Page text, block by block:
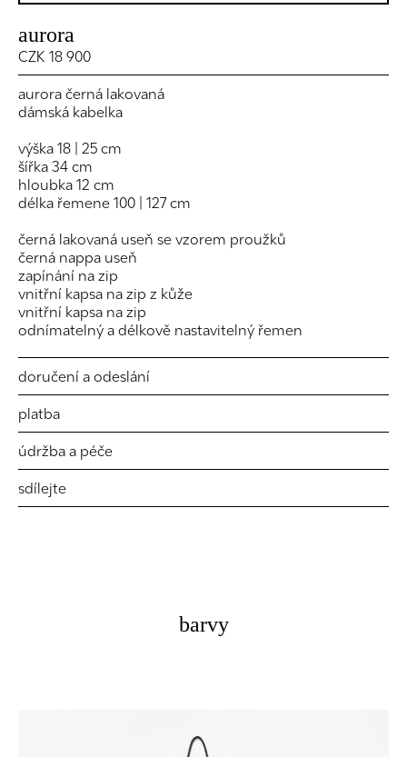
aurora
CZK 18 900
aurora černá lakovaná
dámská kabelka
výška 18 | 25 cm
šířka 34 cm
hloubka 12 cm
délka řemene 100 | 127 cm
černá lakovaná useň se vzorem proužků
černá nappa useň
zapínání na zip
vnitřní kapsa na zip z kůže
vnitřní kapsa na zip
odnímatelný a délkově nastavitelný řemen
doručení a odeslání
platba
údržba a péče
sdílejte
barvy